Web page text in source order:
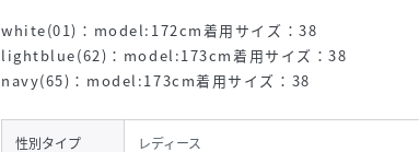
white(01)：model:172cm着用サイズ：38
lightblue(62)：model:173cm着用サイズ：38
navy(65)：model:173cm着用サイズ：38
性別タイプ レディース